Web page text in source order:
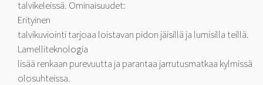
talvikeleissä. Ominaisuudet:
Erityinen
talvikuviointi tarjoaa loistavan pidon jäisillä ja lumisilla teillä.
Lamelliteknologia
lisää renkaan purevuutta ja parantaa jarrutusmatkaa kylmissä
olosuhteissa.